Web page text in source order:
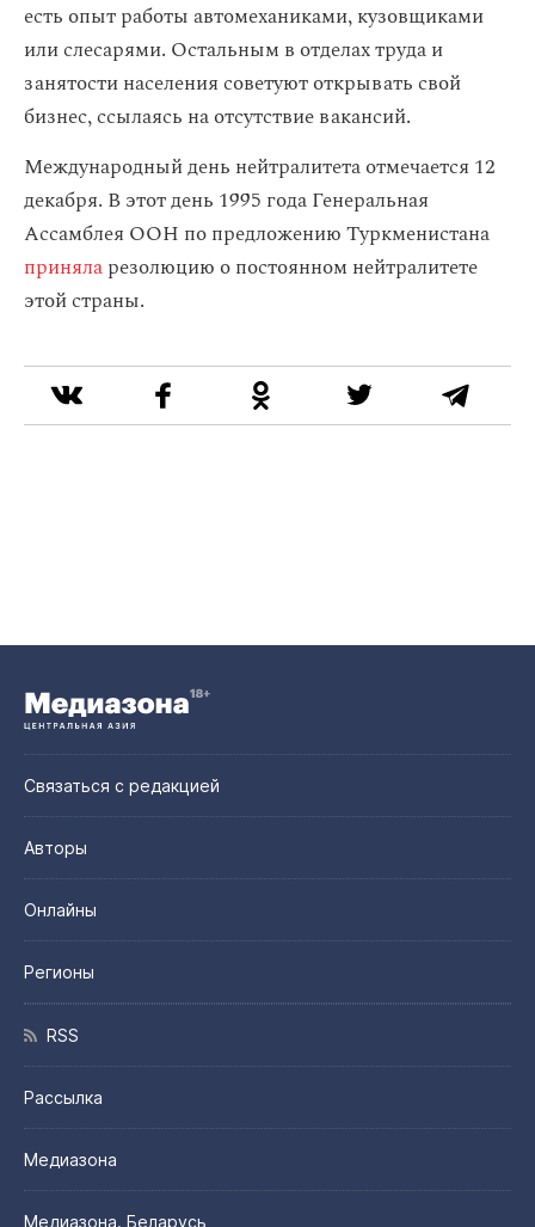
есть опыт работы автомеханиками, кузовщиками
или слесарями. Остальным в отделах труда и
занятости населения советуют открывать свой
бизнес, ссылаясь на отсутствие вакансий.
Международный день нейтралитета отмечается 12
декабря. В этот день 1995 года Генеральная
Ассамблея ООН по предложению Туркменистана
приняларезолюцию о постоянном нейтралитете
этой страны.
Связаться с редакцией
Авторы
Онлайны
Регионы
RSS
Рассылка
Медиазона
Медиазона. Беларусь